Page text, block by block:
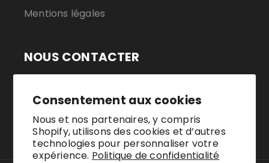
Consentement aux cookies
Nous et nos partenaires, y compris
Shopify, utilisons des cookies et d’autres
technologies pour personnaliser votre
expérience. Politique de confidentialité
Mentions légales
NOUS CONTACTER